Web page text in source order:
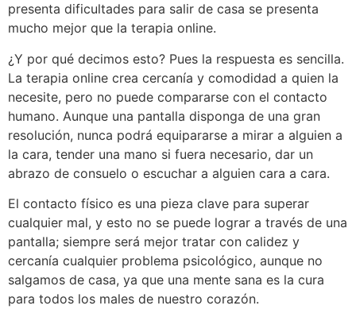
presenta dificultades para salir de casa se presenta
mucho mejor que la terapia online.
¿Y por qué decimos esto? Pues la respuesta es sencilla.
La terapia online crea cercanía y comodidad a quien la
necesite, pero no puede compararse con el contacto
humano. Aunque una pantalla disponga de una gran
resolución, nunca podrá equipararse a mirar a alguien a
la cara, tender una mano si fuera necesario, dar un
abrazo de consuelo o escuchar a alguien cara a cara.
El contacto físico es una pieza clave para superar
cualquier mal, y esto no se puede lograr a través de una
pantalla; siempre será mejor tratar con calidez y
cercanía cualquier problema psicológico, aunque no
salgamos de casa, ya que una mente sana es la cura
para todos los males de nuestro corazón.